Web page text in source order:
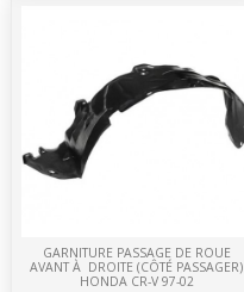
GARNITURE PASSAGE DE ROUE
AVANT À DROITE (CÔTÉ PASSAGER)
HONDA CR-V 97-02